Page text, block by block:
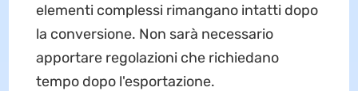
elementi complessi rimangano intatti dopo
la conversione. Non sarà necessario
apportare regolazioni che richiedano
tempo dopo l'esportazione.